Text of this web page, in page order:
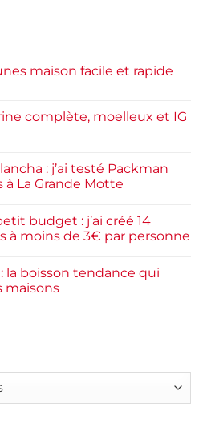
maison facile et rapide
complète, moelleux et IG
: j’ai testé Packman
à La Grande Motte
budget : j’ai créé 14
à moins de 3€ par personne
la boisson tendance qui
maisons